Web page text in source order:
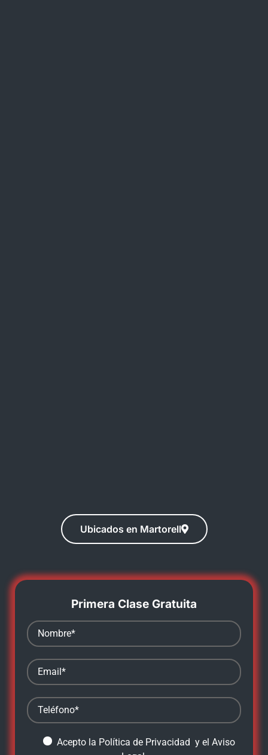
Ubicados en Martorell
Primera Clase Gratuita
Acepto la Política de Privacidad y el Aviso